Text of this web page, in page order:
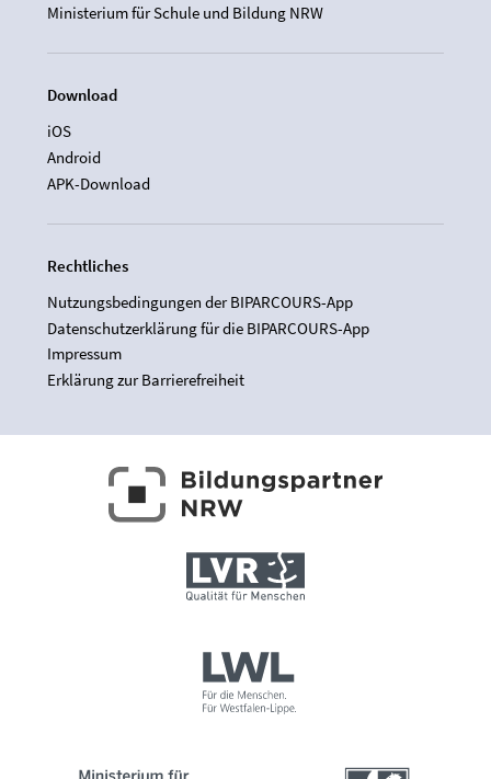
Ministerium für Schule und Bildung NRW
Download
iOS
Android
APK-Download
Rechtliches
Nutzungsbedingungen der BIPARCOURS-App
Datenschutzerklärung für die BIPARCOURS-App
Impressum
Erklärung zur Barrierefreiheit